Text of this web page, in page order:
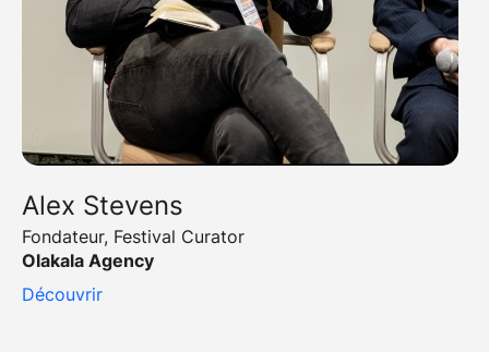
Alex Stevens
Fondateur, Festival Curator
Olakala Agency
Découvrir